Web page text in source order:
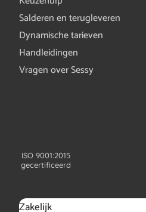
Salderen en terugleveren
Dynamische tarieven
Handleidingen
Vragen over Sessy
ISO 9001:2015
gecertificeerd
Zakelijk